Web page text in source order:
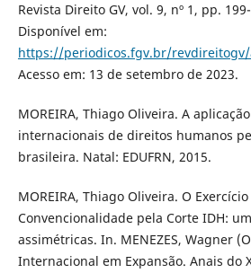
Revista Direito GV, vol. 9, nº 1, pp.
Disponível em:
https://periodicos.fgv.br/
Acesso em: 13 de setembro de 2023.
MOREIRA, Thiago Oliveira. A
internacionais de direitos humanos
brasileira. Natal: EDUFRN, 2015.
MOREIRA, Thiago Oliveira. O
Convencionalidade pela Corte IDH:
assimétricas. In. MENEZES, Wagner
Internacional em Expansão. Anais do